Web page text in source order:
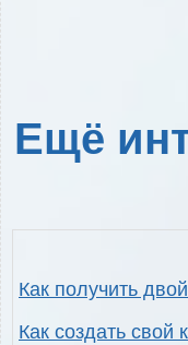
Ещё
Как получить
Как создать свой